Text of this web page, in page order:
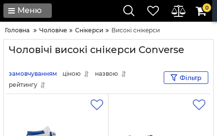
Меню 0
Головна Чоловічe Снікерси Високі снікерси
Чоловічі високі снікерси Converse
замовчуванням ціною
назвою
рейтингу
Фільтр